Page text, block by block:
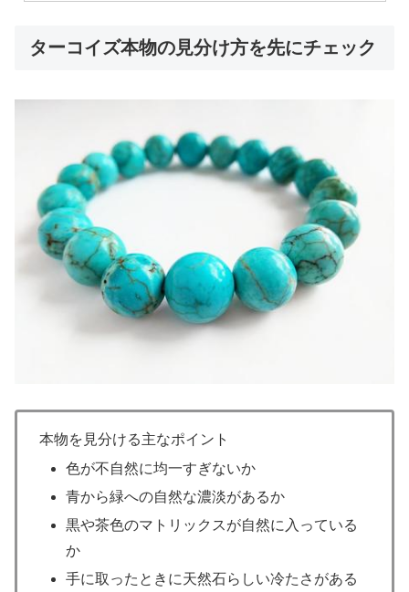
ターコイズ本物の見分け方を先にチェック
本物を見分ける主なポイント
色が不自然に均一すぎないか
青から緑への自然な濃淡があるか
黒や茶色のマトリックスが自然に入っている
か
手に取ったときに天然石らしい冷たさがある